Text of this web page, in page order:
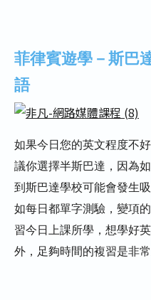
菲律賓遊學－斯巴
語
如果今日您的英文程度不
議你選擇半斯巴達，因為
到斯巴達學校可能會發生
如每日都單字測驗，變項
習今日上課所學，想學好
外，足夠時間的複習是非常